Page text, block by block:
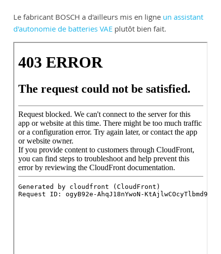
Le fabricant BOSCH a d'ailleurs mis en ligne un assistant
d'autonomie de batteries VAEplutôt bien fait.